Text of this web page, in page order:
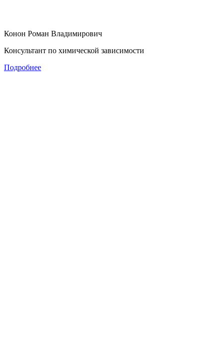
Конон Роман Владимирович
Консультант по химической зависимости
Подробнее